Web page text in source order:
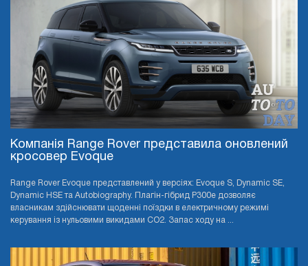
Компанія Range Rover представила оновлений
кросовер Evoque
Range Rover Evoque представлений у версіях: Evoque S, Dynamic SE,
Dynamic HSE та Autobiography. Плагін-гібрид P300e дозволяє
власникам здійснювати щоденні поїздки в електричному режимі
керування із нульовими викидами CO2. Запас ходу на ...